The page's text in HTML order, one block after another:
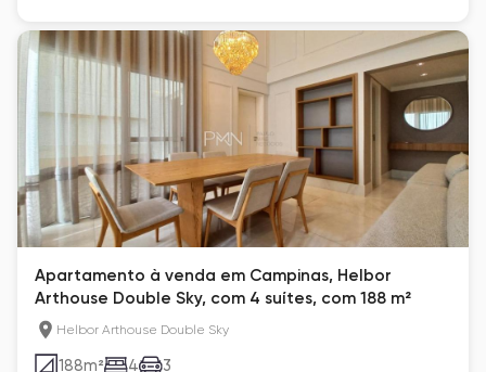
Apartamento à venda em Campinas, Helbor
Arthouse Double Sky, com 4 suítes, com 188 m²
Helbor Arthouse Double Sky
188m² 4 3